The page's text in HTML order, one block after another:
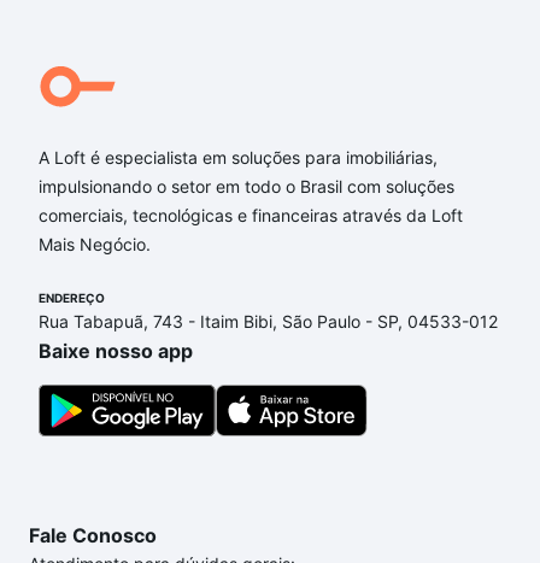
Qual o preço de Imóveis à venda em rua doutor felix
- Aclimação, São Paulo, SP?
Aqui na Loft temos a oferta ideal para você, com
Imóveis à venda em rua doutor felix - Aclimação,
São Paulo, SP que custam a partir de R$ 0 e com
nossas opções de financiamento imobiliário as
ainda tem alguma dúvida dos custos envolvidos no
processo de compra, veja em nosso portal quanto
custa comprar um apartamento
gente para comprar o imóvel dos seus sonhos com
segurança e conforto. Loft, com você até as
A Loft é especialista em soluções para imobiliárias,
impulsionando o setor em todo o Brasil com soluções
comerciais, tecnológicas e financeiras através da Loft
Mais Negócio.
ENDEREÇO
Rua Tabapuã, 743 - Itaim Bibi, São Paulo - SP, 04533-012
Baixe nosso app
Fale Conosco